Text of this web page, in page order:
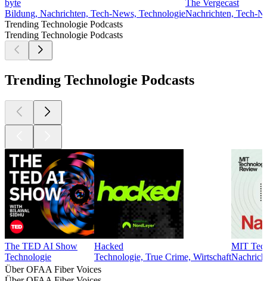
byte
Bildung, Nachrichten, Tech-News, Technologie
The Vergecast
Nachrichten, Tech-
Trending Technologie Podcasts
Trending Technologie Podcasts
Trending Technologie Podcasts
The TED AI Show
Technologie
Hacked
Technologie, True Crime, Wirtschaft
MIT
Über OFAA Fiber Voices